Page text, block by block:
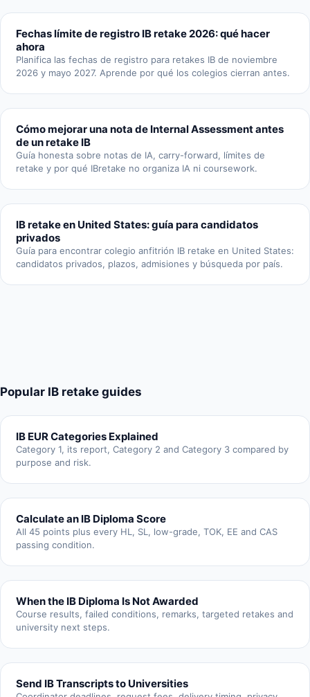
Fechas límite de registro IB retake 2026: qué hacer
ahora
Planifica las fechas de registro para retakes IB de noviembre
2026 y mayo 2027. Aprende por qué los colegios cierran antes.
Cómo mejorar una nota de Internal Assessment antes
de un retake IB
Guía honesta sobre notas de IA, carry-forward, límites de
retake y por qué IBretake no organiza IA ni coursework.
IB retake en United States: guía para candidatos
privados
Guía para encontrar colegio anfitrión IB retake en United States:
candidatos privados, plazos, admisiones y búsqueda por país.
Popular IB retake guides
IB EUR Categories Explained
Category 1, its report, Category 2 and Category 3 compared by
purpose and risk.
Calculate an IB Diploma Score
All 45 points plus every HL, SL, low-grade, TOK, EE and CAS
passing condition.
When the IB Diploma Is Not Awarded
Course results, failed conditions, remarks, targeted retakes and
university next steps.
Send IB Transcripts to Universities